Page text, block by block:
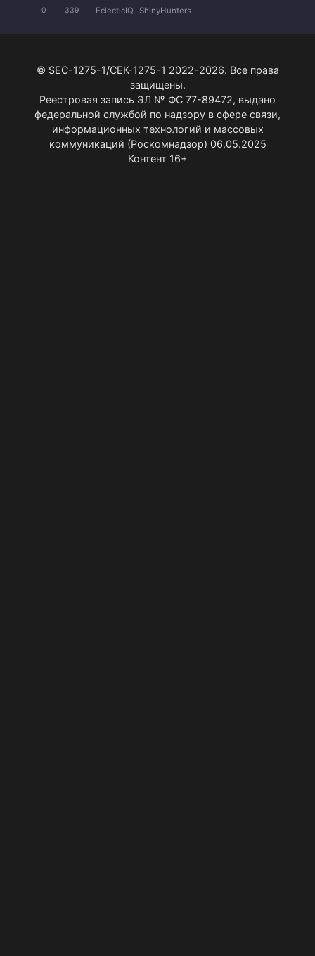
0 339 EclecticIQ ShinyHunters
© SEC-1275-1/СЕК-1275-1 2022-2026. Все права
защищены.
Реестровая запись ЭЛ № ФС 77-89472, выдано
федеральной службой по надзору в сфере связи,
информационных технологий и массовых
коммуникаций (Роскомнадзор) 06.05.2025
Контент 16+